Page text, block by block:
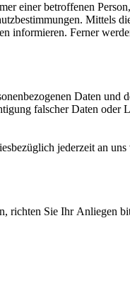
einer betroffenen
Mittels
Ferner
Daten
falscher Daten oder
jederzeit an uns
richten Sie Ihr Anliegen